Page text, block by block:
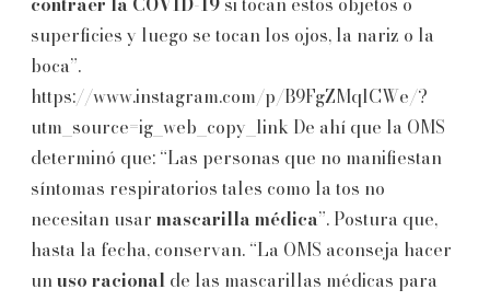
superficies y luego se tocan los ojos, la nariz o la
boca”.
https://www.instagram.com/p/B9FgZMqlCWe/?
utm_source=ig_web_copy_link De ahí que la OMS
determinó que: “Las personas que no manifiestan
síntomas respiratorios tales como la tos no
necesitan usar mascarilla médica”. Postura que,
hasta la fecha, conservan. “La OMS aconseja hacer
unuso racional de las mascarillas médicas para